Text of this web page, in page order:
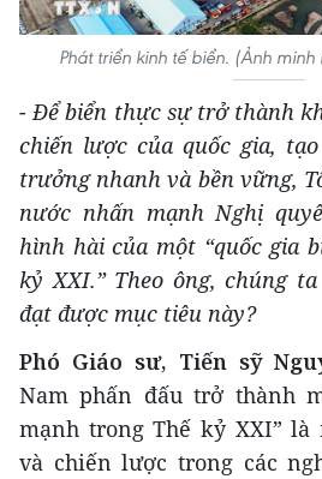
Phát triển kinh tế biển. (Ảnh minh
- Để biển thực sự trở thành
chiến lược của quốc gia,
trưởng nhanh và bền vững,
nước nhấn mạnhNghị
hình hài của một “quốc gia
kỷ XXI.” Theo ông, chúng
đạt được mục tiêu này?
Phó Giáo sư, Tiến sỹ
Nam phấn đấu trở thành
mạnh trong Thế kỷ XXI”
và chiến lược trong các